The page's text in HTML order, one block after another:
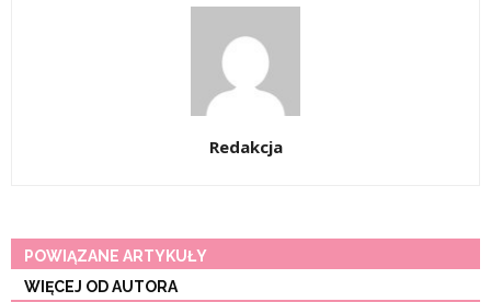
Redakcja
POWIĄZANE ARTYKUŁY
WIĘCEJ OD AUTORA